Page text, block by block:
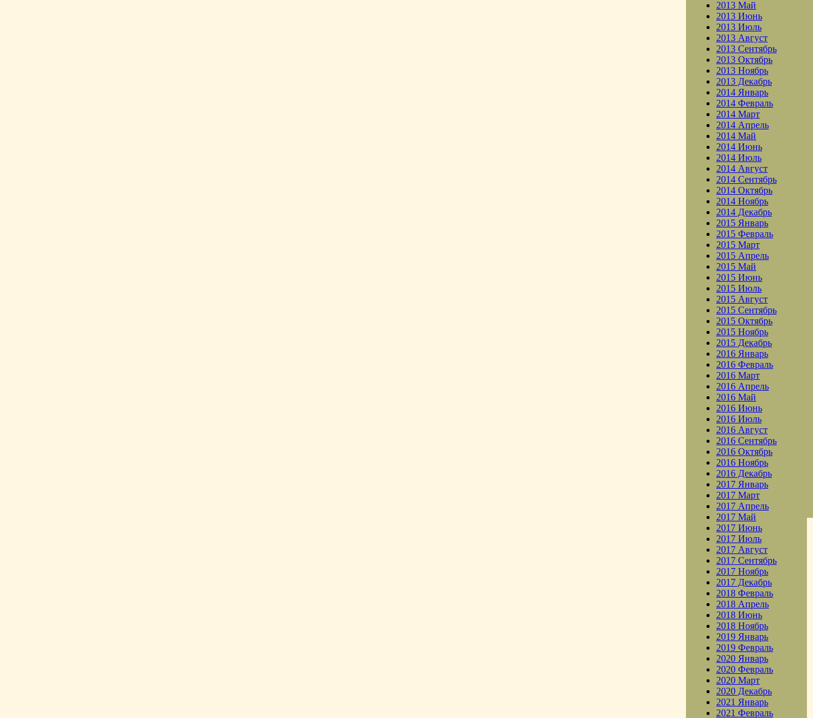
2013 Май
2013 Июнь
2013 Июль
2013 Август
2013 Сентябрь
2013 Октябрь
2013 Ноябрь
2013 Декабрь
2014 Январь
2014 Февраль
2014 Март
2014 Апрель
2014 Май
2014 Июнь
2014 Июль
2014 Август
2014 Сентябрь
2014 Октябрь
2014 Ноябрь
2014 Декабрь
2015 Январь
2015 Февраль
2015 Март
2015 Апрель
2015 Май
2015 Июнь
2015 Июль
2015 Август
2015 Сентябрь
2015 Октябрь
2015 Ноябрь
2015 Декабрь
2016 Январь
2016 Февраль
2016 Март
2016 Апрель
2016 Май
2016 Июнь
2016 Июль
2016 Август
2016 Сентябрь
2016 Октябрь
2016 Ноябрь
2016 Декабрь
2017 Январь
2017 Март
2017 Апрель
2017 Май
2017 Июнь
2017 Июль
2017 Август
2017 Сентябрь
2017 Ноябрь
2017 Декабрь
2018 Февраль
2018 Апрель
2018 Июнь
2018 Ноябрь
2019 Январь
2019 Февраль
2020 Январь
2020 Февраль
2020 Март
2020 Декабрь
2021 Январь
2021 Февраль